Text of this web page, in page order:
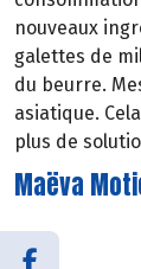
nouveaux
galettes de
du beurre.
asiatique.
plus de
Maëva